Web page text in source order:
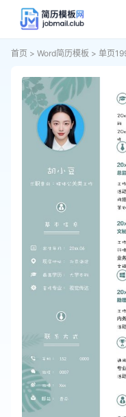
首页 > Word简历模板 > 单页